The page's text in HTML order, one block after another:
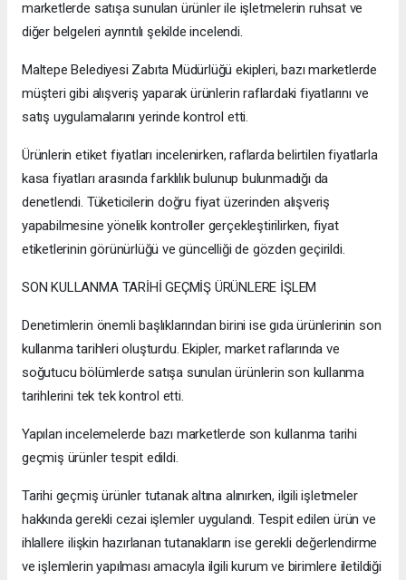
marketlerde satışa sunulan ürünler ile işletmelerin ruhsat ve
diğer belgeleri ayrıntılı şekilde incelendi.
Maltepe Belediyesi Zabıta Müdürlüğü ekipleri, bazı marketlerde
müşteri gibi alışveriş yaparak ürünlerin raflardaki fiyatlarını ve
satış uygulamalarını yerinde kontrol etti.
Ürünlerin etiket fiyatları incelenirken, raflarda belirtilen fiyatlarla
kasa fiyatları arasında farklılık bulunup bulunmadığı da
denetlendi. Tüketicilerin doğru fiyat üzerinden alışveriş
yapabilmesine yönelik kontroller gerçekleştirilirken, fiyat
etiketlerinin görünürlüğü ve güncelliği de gözden geçirildi.
SON KULLANMA TARİHİ GEÇMİŞ ÜRÜNLERE İŞLEM
Denetimlerin önemli başlıklarından birini ise gıda ürünlerinin son
kullanma tarihleri oluşturdu. Ekipler, market raflarında ve
soğutucu bölümlerde satışa sunulan ürünlerin son kullanma
tarihlerini tek tek kontrol etti.
Yapılan incelemelerde bazı marketlerde son kullanma tarihi
geçmiş ürünler tespit edildi.
Tarihi geçmiş ürünler tutanak altına alınırken, ilgili işletmeler
hakkında gerekli cezai işlemler uygulandı. Tespit edilen ürün ve
ihlallere ilişkin hazırlanan tutanakların ise gerekli değerlendirme
ve işlemlerin yapılması amacıyla ilgili kurum ve birimlere iletildiği